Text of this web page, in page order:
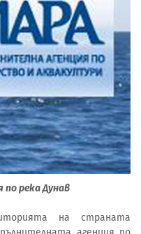
по река Дунав
на страната